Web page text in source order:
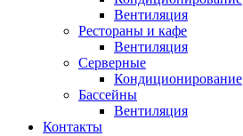
Вентиляция
Рестораны и кафе
Вентиляция
Серверные
Кондиционирование
Бассейны
Вентиляция
Контакты